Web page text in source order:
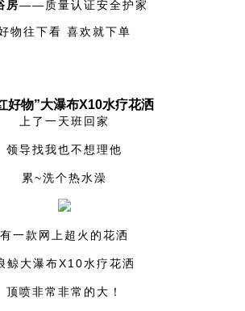
房——质量认证安全护家
物往下看 喜欢就下单
好物”大瀑布X10水疗花洒
上了一天班回家
领导找我也不想理他
累~洗个热水澡
有一款网上超火的花洒
鲸大瀑布X10水疗花洒
顶喷非常非常的大！